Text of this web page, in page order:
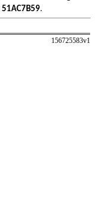
51AC7B59.
156725583v1